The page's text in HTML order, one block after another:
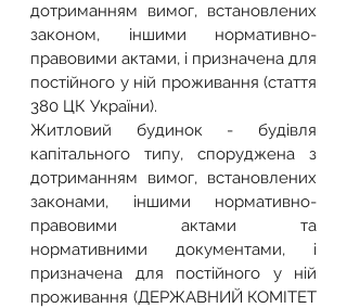
дотриманням вимог, встановлених
законом, іншими нормативно-
правовими актами, і призначена для
постійного у ній проживання (стаття
380 ЦК України).
Житловий будинок - будівля
капітального типу, споруджена з
дотриманням вимог, встановлених
законами, іншими нормативно-
правовими актами та
нормативними документами, і
призначена для постійного у ній
проживання (ДЕРЖАВНИЙ КОМІТЕТ